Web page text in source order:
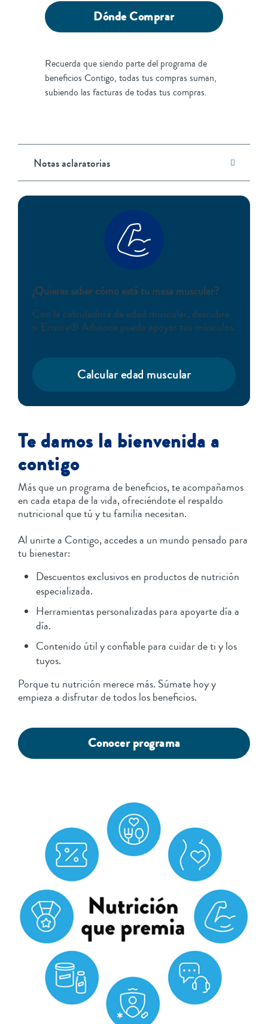
Dónde Comprar
Recuerda que siendo parte del programa de
beneficios Contigo, todas tus compras suman,
subiendo las facturas de todas tus compras.
Notas aclaratorias
¿Quieres saber cómo está tu masa muscular?
Con la calculadora de edad muscular, descubre
si Ensure® Advance puede apoyar tus músculos.
Calcular edad muscular
Te damos la bienvenida a
contigo
Más que un programa de beneficios, te acompañamos
en cada etapa de la vida, ofreciéndote el respaldo
nutricional que tú y tu familia necesitan.
Al unirte a Contigo, accedes a un mundo pensado para
tu bienestar:
Descuentos exclusivos en productos de nutrición
especializada.
Herramientas personalizadas para apoyarte día a
día.
Contenido útil y confiable para cuidar de ti y los
tuyos.
Porque tu nutrición merece más. Súmate hoy y
empieza a disfrutar de todos los beneficios.
Conocer programa